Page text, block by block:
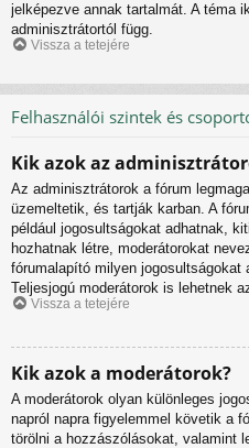
jelképezve annak tartalmát. A téma
adminisztrátortól függ.
Vissza a tetejére
Felhasználói szintek és
Kik azok az
Az adminisztrátorok a fórum
üzemeltetik, és tartják karban. A
például jogosultságokat adhatnak,
hozhatnak létre, moderátorokat
fórumalapító milyen jogosultságokat
Teljesjogú moderátorok is lehetnek
Vissza a tetejére
Kik azok a moderátorok?
A moderátorok olyan különleges
napról napra figyelemmel követik a
törölni a hozzászólásokat, valamint